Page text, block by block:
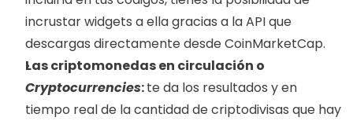
incrustar widgets a ella gracias a la API que
descargas directamente desde CoinMarketCap.
Cryptocurrencies: te da los resultados y en
tiempo real de la cantidad de criptodivisas que hay